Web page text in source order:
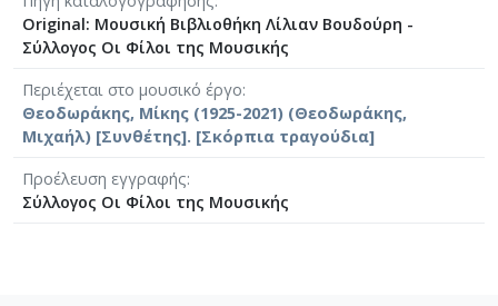
Original: Μουσική Βιβλιοθήκη Λίλιαν Βουδούρη -
Σύλλογος Οι Φίλοι της Μουσικής
Περιέχεται στο μουσικό έργο
Θεοδωράκης, Μίκης (1925-2021) (Θεοδωράκης,
Μιχαήλ) [Συνθέτης]. [Σκόρπια τραγούδια]
Προέλευση εγγραφής
Σύλλογος Οι Φίλοι της Μουσικής